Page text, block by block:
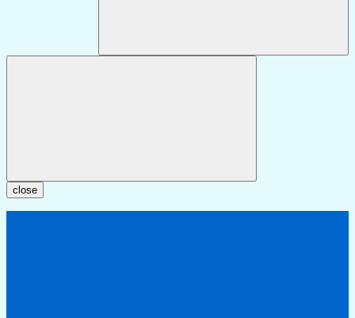
close